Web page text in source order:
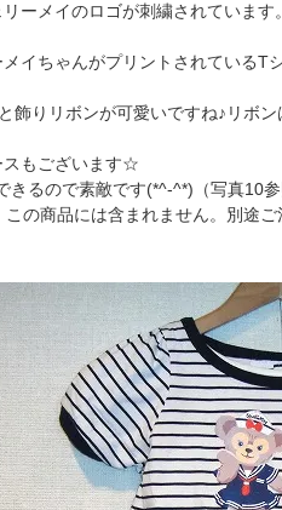
ーメイのロゴが刺繍されています。
イちゃんがプリントされているT
飾りリボンが可愛いですね♪リボン
スもございます☆
るので素敵です(*^-^*)（写真10参
の商品には含まれません。別途ご